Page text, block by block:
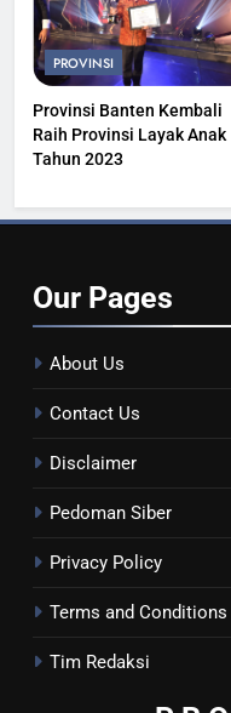
PROVINSI
Provinsi Banten Kembali
Raih Provinsi Layak Anak
Tahun 2023
Our Pages
About Us
Contact Us
Disclaimer
Pedoman Siber
Privacy Policy
Terms and Conditions
Tim Redaksi